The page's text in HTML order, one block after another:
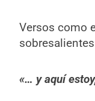
Versos como
«… y aquí